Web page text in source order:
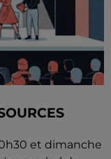
et dimanche